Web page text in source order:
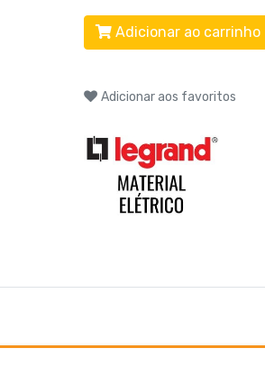
Adicionar ao carrinho
Adicionar aos favoritos